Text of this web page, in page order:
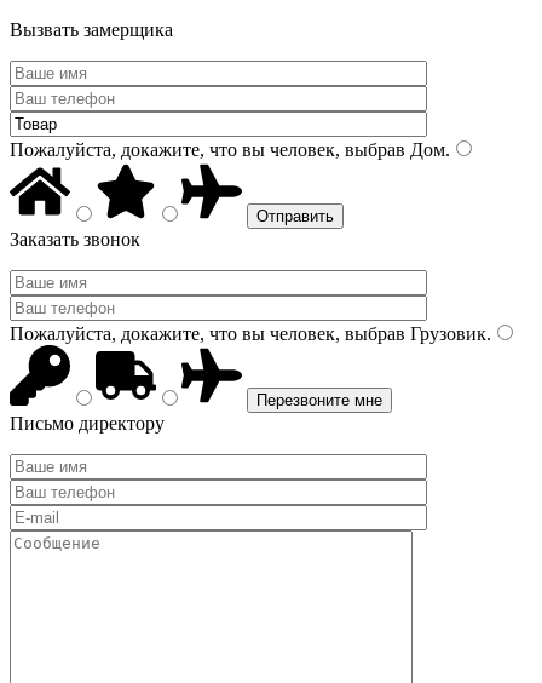
Вызвать замерщика
Пожалуйста, докажите, что вы человек, выбрав Дом.
Заказать звонок
Пожалуйста, докажите, что вы человек, выбрав Грузовик.
Письмо директору